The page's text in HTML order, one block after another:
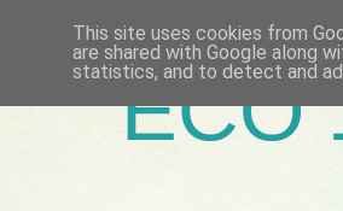
ECO
This site uses cookies from
are shared with Google along
statistics, and to detect and